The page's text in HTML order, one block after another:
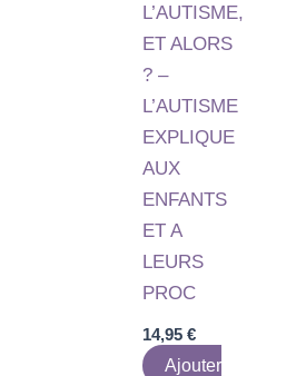
L’AUTISME,
ET ALORS
? –
L’AUTISME
EXPLIQUE
AUX
ENFANTS
ET A
LEURS
PROC
14,95€
Ajouter